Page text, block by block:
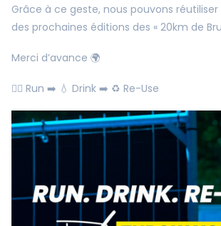
Grâce à ce geste, nous pouvons
des prochaines éditions des « 20km de
Merci d’avance 🌍
🏃‍♂️ Run ➡️ 💧 Drink ➡️ ♻️ Re-Use